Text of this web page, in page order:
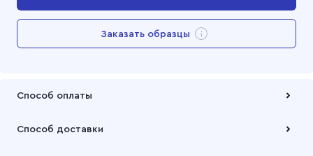
Перейти в корзину
Заказать образцы
Способ оплаты
Способ доставки